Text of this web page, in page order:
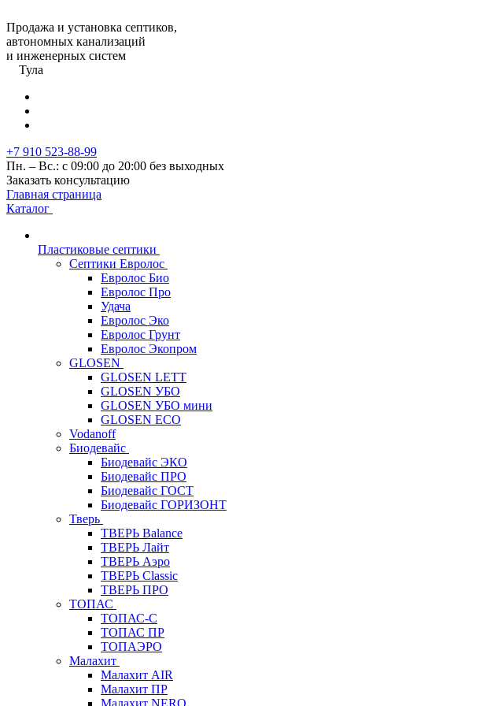
Продажа и установка септиков,
автономных канализаций
и инженерных систем
Тула
+7 910 523-88-99
Пн. – Вс.: с 09:00 до 20:00 без выходных
Заказать консультацию
Главная страница
Каталог
Пластиковые септики
Септики Евролос
Евролос Био
Евролос Про
Удача
Евролос Эко
Евролос Грунт
Евролос Экопром
GLOSEN
GLOSEN LETT
GLOSEN УБО
GLOSEN УБО мини
GLOSEN ECO
Vodanoff
Биодевайс
Биодевайс ЭКО
Биодевайс ПРО
Биодевайс ГОСТ
Биодевайс ГОРИЗОНТ
Тверь
ТВЕРЬ Balance
ТВЕРЬ Лайт
ТВЕРЬ Аэро
ТВЕРЬ Classic
ТВЕРЬ ПРО
ТОПАС
ТОПАС-С
ТОПАС ПР
ТОПАЭРО
Малахит
Малахит AIR
Малахит ПР
Малахит NERO